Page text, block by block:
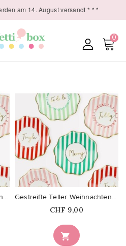
am 14. August versandt * * *
0
Gestreifte Teller Weihnachten gross
favorite_border

Gestreifte Teller Weihnachten klein
Price
CHF 9,00